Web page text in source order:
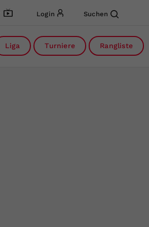
Login Suchen
Liga Turniere Rangliste